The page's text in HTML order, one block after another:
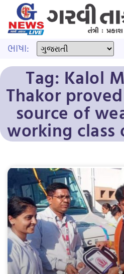
ભાષા:
Tag: Kalol
Thakor
source of
working